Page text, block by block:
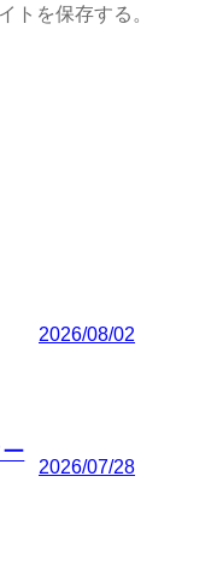
トを保存する。
2026/08/02
2026/07/28